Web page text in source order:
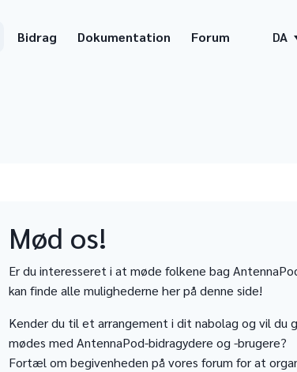
Bidrag Dokumentation Forum DA
Mød os!
Er du interesseret i at møde folkene bag
kan finde alle mulighederne her på denne side!
Kender du til et arrangement i dit nabolag og vil du
mødes med AntennaPod-bidragydere og -brugere?
Fortæl om begivenheden på vores forum for at